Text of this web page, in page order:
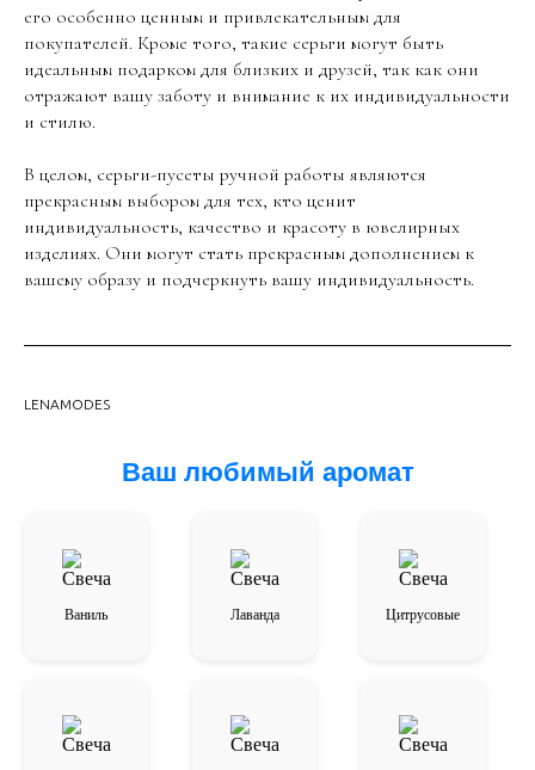
его особенно ценным и привлекательным для
покупателей. Кроме того, такие серьги могут быть
идеальным подарком для близких и друзей, так как они
отражают вашу заботу и внимание к их индивидуальности
и стилю.
В целом, серьги-пусеты ручной работы являются
прекрасным выбором для тех, кто ценит
индивидуальность, качество и красоту в ювелирных
изделиях. Они могут стать прекрасным дополнением к
вашему образу и подчеркнуть вашу индивидуальность.
LENAMODES
Ваш любимый аромат
Ваниль Лаванда Цитрусовые